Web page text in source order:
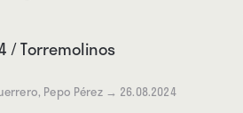
/ Torremolinos
Pepo Pérez → 26.08.2024